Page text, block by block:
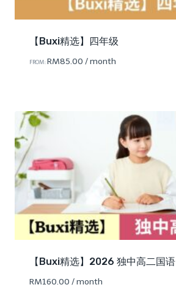
【Buxi精选】四年级
FROM:RM85.00 / month
【Buxi精选】2026 独中高二国语
RM160.00 / month